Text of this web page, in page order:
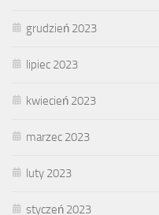
grudzień 2023
lipiec 2023
kwiecień 2023
marzec 2023
luty 2023
styczeń 2023